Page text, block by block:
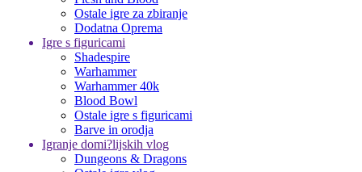
Ostale igre za zbiranje
Dodatna Oprema
Igre s figuricami
Shadespire
Warhammer
Warhammer 40k
Blood Bowl
Ostale igre s figuricami
Barve in orodja
Igranje domi?lijskih vlog
Dungeons & Dragons